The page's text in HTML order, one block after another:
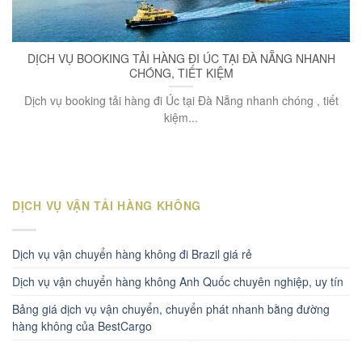
DỊCH VỤ BOOKING TẢI HÀNG ĐI ÚC TẠI ĐÀ NẴNG NHANH
CHÓNG, TIẾT KIỆM
Dịch vụ booking tải hàng đi Úc tại Đà Nẵng nhanh chóng , tiết
kiệm...
DỊCH VỤ VẬN TẢI HÀNG KHÔNG
Dịch vụ vận chuyển hàng không đi Brazil giá rẻ
Dịch vụ vận chuyển hàng không Anh Quốc chuyên nghiệp, uy tín
Bảng giá dịch vụ vận chuyển, chuyển phát nhanh bằng đường
hàng không của BestCargo